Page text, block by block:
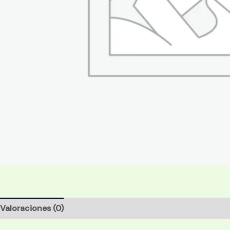
Valoraciones (0)